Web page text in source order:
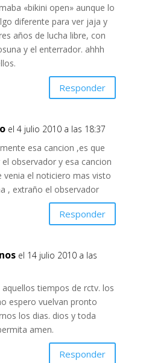
«bikini open» aunque lo
diferente para ver jaja y
años de lucha libre, con
y el enterrador. ahhh
Responder
el 4 julio 2010 a las 18:37
esa cancion ,es que
observador y esa cancion
venia el noticiero mas visto
, extraño el observador
Responder
el 14 julio 2010 a las
tiempos de rctv. los
espero vuelvan pronto
los dias. dios y toda
amen.
Responder